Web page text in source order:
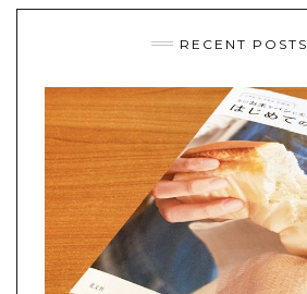
RECENT POSTS